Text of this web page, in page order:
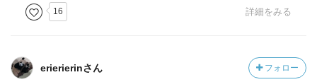
母さんが語る沢山の不思議なお話に違いないでしょう。文
子伯母さんの語ったお話の中でも、御歯黒のお話は最高で
幼い頃の陽子ちゃんは将来童話作家の富安陽子として芽吹
くはずの物語の種に、たっぷりの水を与えていたのでしょ
16 詳細をみる
erierierinさん フォロー